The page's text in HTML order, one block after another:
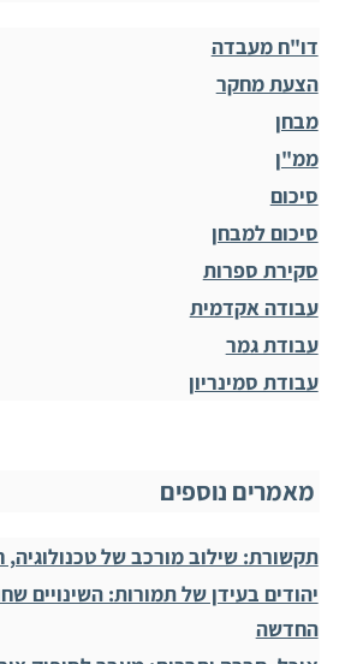
דו"ח מעבדה
הצעת מחקר
מבחן
ממ"ן
סיכום
סיכום למבחן
סקירת ספרות
עבודה אקדמית
עבודת גמר
עבודת סמינריון
מאמרים נוספים
תקשורת: שילוב מורכב של
יהודים בעידן של תמורות: השינויים
החדשה